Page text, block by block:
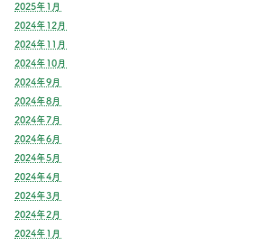
2025年1月
2024年12月
2024年11月
2024年10月
2024年9月
2024年8月
2024年7月
2024年6月
2024年5月
2024年4月
2024年3月
2024年2月
2024年1月